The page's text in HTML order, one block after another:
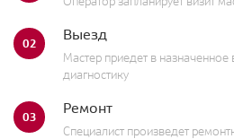
02 Выезд
Мастер приедет в
диагностику
03 Ремонт
Специалист произведет